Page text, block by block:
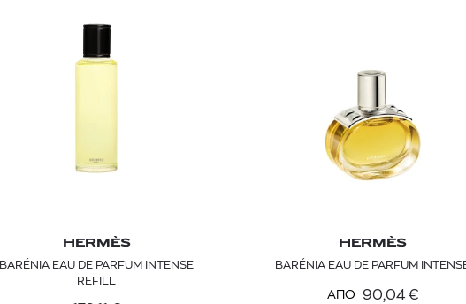
HERMÈS
BARÉNIA EAU DE PARFUM INTENSE
REFILL
HERMÈS
BARÉNIA EAU DE PARFUM
ΑΠΟ 90,04 €